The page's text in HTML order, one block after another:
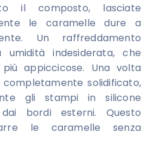
il composto, lasciate
le caramelle dure a
Un raffreddamento
indesiderata, che
appiccicose. Una volta
solidificato,
gli stampi in silicone
dai bordi esterni. Questo
le caramelle senza